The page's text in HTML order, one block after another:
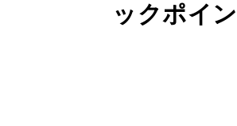
ックポイン